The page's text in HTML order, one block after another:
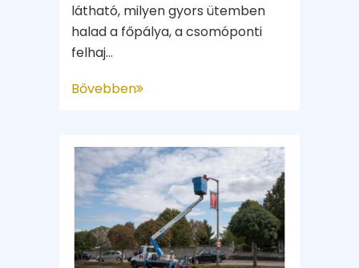
látható, milyen gyors ütemben
halad a főpálya, a csomóponti
felhaj...
Bővebben